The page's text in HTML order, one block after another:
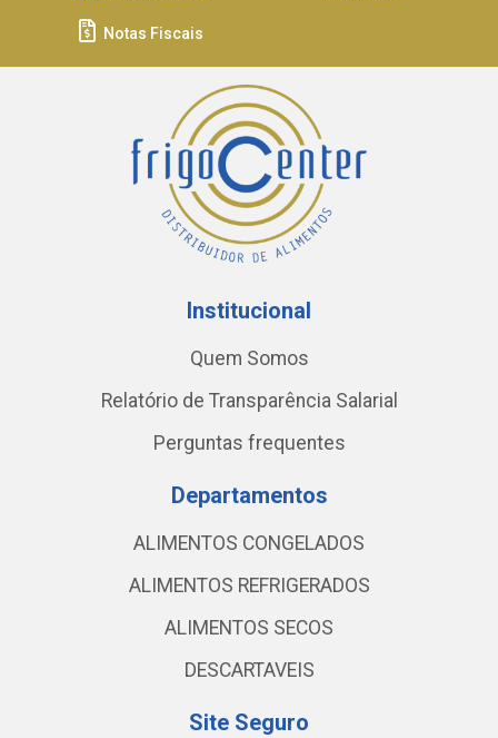
Notas Fiscais
Institucional
Quem Somos
Relatório de Transparência Salarial
Perguntas frequentes
Departamentos
ALIMENTOS CONGELADOS
ALIMENTOS REFRIGERADOS
ALIMENTOS SECOS
DESCARTAVEIS
Site Seguro